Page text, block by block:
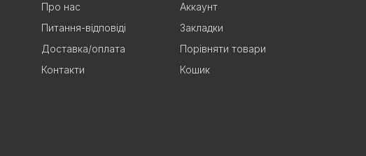
Про нас
Питання-відповіді
Доставка/оплата
Контакти
Аккаунт
Закладки
Порівняти товари
Кошик